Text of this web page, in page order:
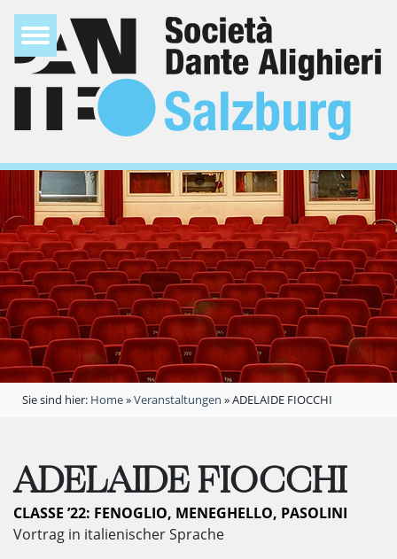
Sie sind hier: Home»Veranstaltungen »ADELAIDE FIOCCHI
ADELAIDE FIOCCHI
CLASSE ’22: FENOGLIO, MENEGHELLO, PASOLINI
Vortrag in italienischer Sprache